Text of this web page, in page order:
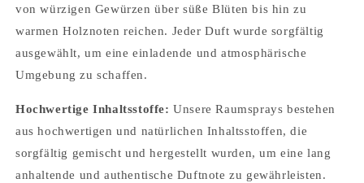
von würzigen Gewürzen über süße Blüten bis hin zu
warmen Holznoten reichen. Jeder Duft wurde sorgfältig
ausgewählt, um eine einladende und atmosphärische
Umgebung zu schaffen.
Hochwertige Inhaltsstoffe: Unsere Raumsprays bestehen
aus hochwertigen und natürlichen Inhaltsstoffen, die
sorgfältig gemischt und hergestellt wurden, um eine lang
anhaltende und authentische Duftnote zu gewährleisten.